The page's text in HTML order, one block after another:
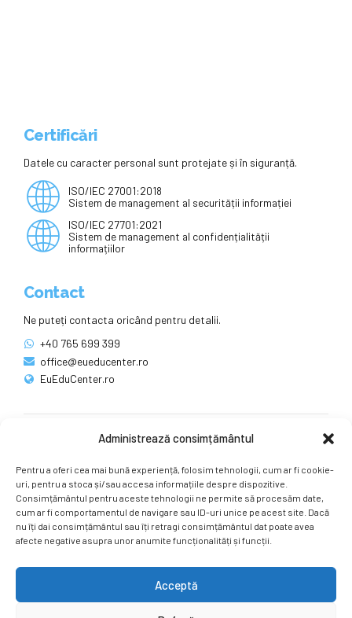
Administrează consimțământul
Pentru a oferi cea mai bună experiență, folosim tehnologii, cum ar fi cookie-
uri, pentru a stoca și/sau accesa informațiile despre dispozitive.
Consimțământul pentru aceste tehnologii ne permite să procesăm date,
cum ar fi comportamentul de navigare sau ID-uri unice pe acest site. Dacă
nu îți dai consimțământul sau îți retragi consimțământul dat poate avea
afecte negative asupra unor anumite funcționalități și funcții.
Acceptă
Certificări
Datele cu caracter personal sunt protejate și în siguranță.
ISO/IEC 27001:2018
Sistem de management al securității informației
ISO/IEC 27701:2021
Sistem de management al confidențialității
informațiilor
Contact
Ne puteți contacta oricând pentru detalii.
+40 765 699 399
office@eueducenter.ro
EuEduCenter.ro
Ne puteți găsi și pe rețelele sociale.